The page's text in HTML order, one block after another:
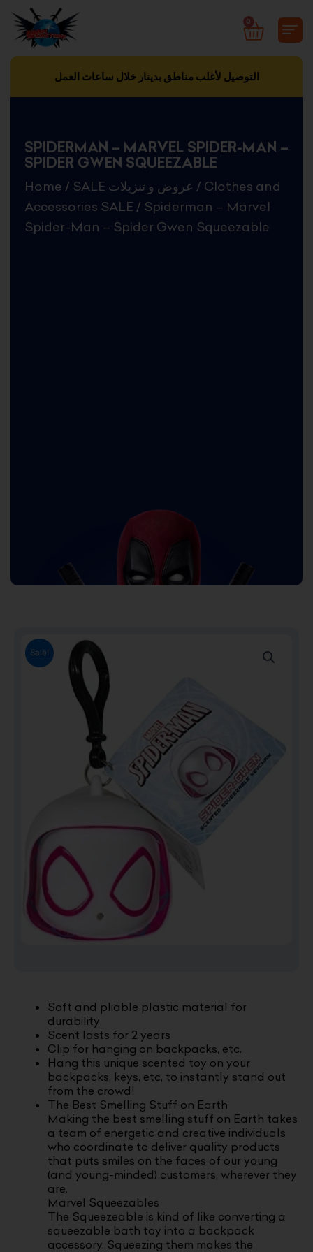
content
0
CART
التوصيل لأغلب مناطق بدينار خلال ساعات العمل
SPIDERMAN – MARVEL SPIDER-MAN –
SPIDER GWEN SQUEEZABLE
Home / SALE عروض و تنزيلات / Clothes and
Accessories SALE / Spiderman – Marvel
Spider-Man – Spider Gwen Squeezable
Sale!
Soft and pliable plastic material for
durability
Scent lasts for 2 years
Clip for hanging on backpacks, etc.
Hang this unique scented toy on your
backpacks, keys, etc, to instantly stand out
from the crowd!
The Best Smelling Stuff on Earth
Making the best smelling stuff on Earth takes
a team of energetic and creative individuals
who coordinate to deliver quality products
that puts smiles on the faces of our young
(and young-minded) customers, wherever they
are.
Marvel Squeezables
The Squeezeable is kind of like converting a
squeezable bath toy into a backpack
accessory. Squeezing them makes the